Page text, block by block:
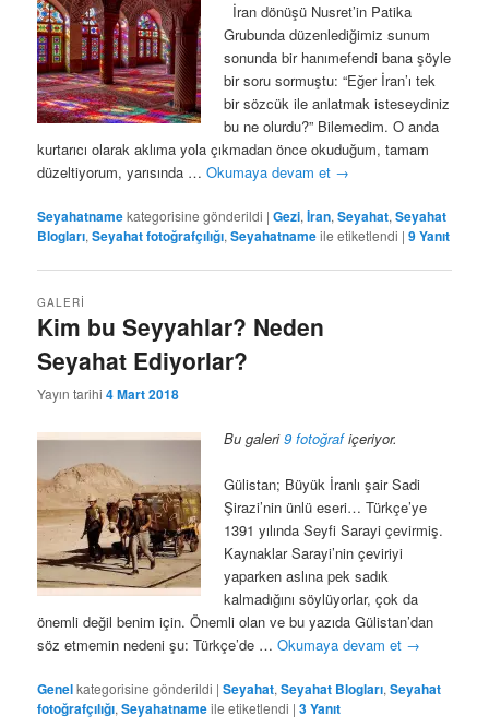
İran dönüşü Nusret’in Patika
Grubunda düzenlediğimiz sunum
sonunda bir hanımefendi bana şöyle
bir soru sormuştu: “Eğer İran’ı tek
bir sözcük ile anlatmak isteseydiniz
bu ne olurdu?” Bilemedim. O anda
kurtarıcı olarak aklıma yola çıkmadan önce okuduğum, tamam
düzeltiyorum, yarısında …Okumaya devam et →
Seyahatnamekategorisine gönderildi |Gezi,İran,Seyahat,Seyahat
Blogları,Seyahat fotoğrafçılığı,Seyahatnameile etiketlendi |9Yanıt
Kim bu Seyyahlar? Neden
Seyahat Ediyorlar?
GALERI
Yayın tarihi4 Mart 2018
Bu galeri9 fotoğrafiçeriyor.
Gülistan; Büyük İranlı şair Sadi
Şirazi’nin ünlü eseri… Türkçe’ye
1391 yılında Seyfi Sarayi çevirmiş.
Kaynaklar Sarayi’nin çeviriyi
yaparken aslına pek sadık
kalmadığını söylüyorlar, çok da
önemli değil benim için. Önemli olan ve bu yazıda Gülistan’dan
söz etmemin nedeni şu: Türkçe’de …Okumaya devam et →
Genelkategorisine gönderildi |Seyahat,Seyahat Blogları,Seyahat
fotoğrafçılığı,Seyahatnameile etiketlendi |3Yanıt